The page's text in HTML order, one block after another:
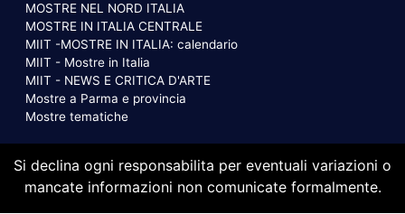
MOSTRE NEL NORD ITALIA
MOSTRE IN ITALIA CENTRALE
MIIT -MOSTRE IN ITALIA: calendario
MIIT - Mostre in Italia
MIIT - NEWS E CRITICA D'ARTE
Mostre a Parma e provincia
Mostre tematiche
Si declina ogni responsabilita per eventuali variazioni o
mancate informazioni non comunicate formalmente.